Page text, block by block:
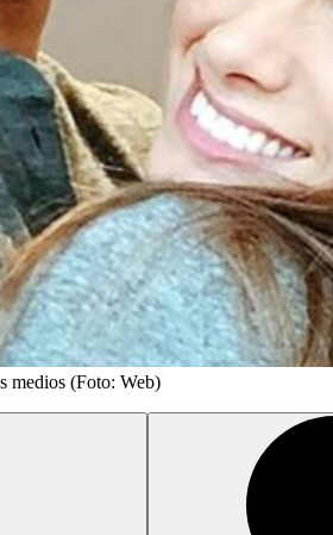
medios (Foto: Web)